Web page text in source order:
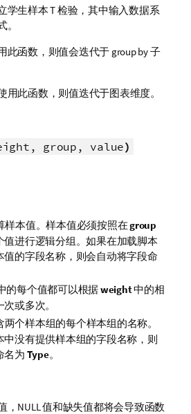
学生样本 T 检验，其中输入数据系
此函数，则值会迭代于 group by 子
用此函数，则值迭代于图表维度。
group, value)
样本值。样本值必须按照在group
值进行逻辑分组。如果在加载脚本
值的字段名称，则会自动将字段命
的每个值都可以根据weight中的相
或多次。
两个样本组的每个样本组的名称。
中没有提供样本组的字段名称，则
名为 Type。
， NULL 值和缺失值都将会导致函数